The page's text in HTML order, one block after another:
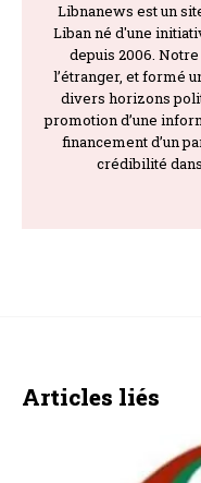
Libnanews est un
Liban né d'une
depuis 2006.
l’étranger, et formé
divers horizons
promotion d’une
financement d’un
crédibilité
Articles liés